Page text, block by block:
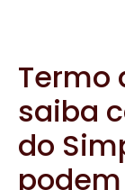
Termo
saiba
do